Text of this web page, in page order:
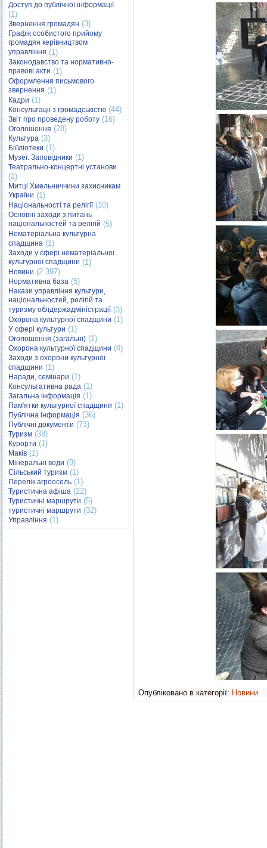
Доступ до публічної інформації
(1)
Звернення громадян (3)
Графік особистого прийому
громадян керівництвом
управління (1)
Законодавство та нормативно-
правові акти (1)
Оформлення письмового
звернення (1)
Кадри (1)
Консультації з громадськістю (44)
Звіт про проведену роботу (16)
Оголошення (28)
Культура (3)
Бібліотеки (1)
Музеї. Заповідники (1)
Театрально-концертні установи
(1)
Митці Хмельниччини захисникам
України (1)
Національності та релігії(10)
Основні заходи з питань
національностей та релігій (5)
Нематеріальна культурна
спадщина (1)
Заходи у сфері нематеріальної
культурної спадщини (1)
Новини (2 397)
Нормативна база (5)
Накази управління культури,
національностей, релігій та
туризму облдержадміністрації(3)
Охорона культурної спадщини (1)
У сфері культури (1)
Оголошення (загальні) (1)
Охорона культурної спадщини (4)
Заходи з охорони культурної
спадщини (1)
Наради, семінари (1)
Консультативна рада (1)
Загальна інформація (1)
Пам'ятки культурної спадщини (1)
Публічна інформація (36)
Публічні документи (73)
Туризм (38)
Курорти (1)
Маків (1)
Мінеральні води (9)
Сільський туризм (1)
Перелік агроосель (1)
Туристична афіша (22)
Туристичні маршрути (5)
туристичні маршрути (32)
Управління (1)
Опубліковано в категорії: Новини